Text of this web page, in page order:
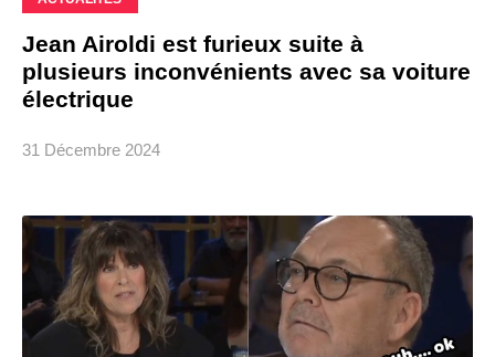
Jean Airoldi est furieux suite à
plusieurs inconvénients avec sa voiture
électrique
31 Décembre 2024